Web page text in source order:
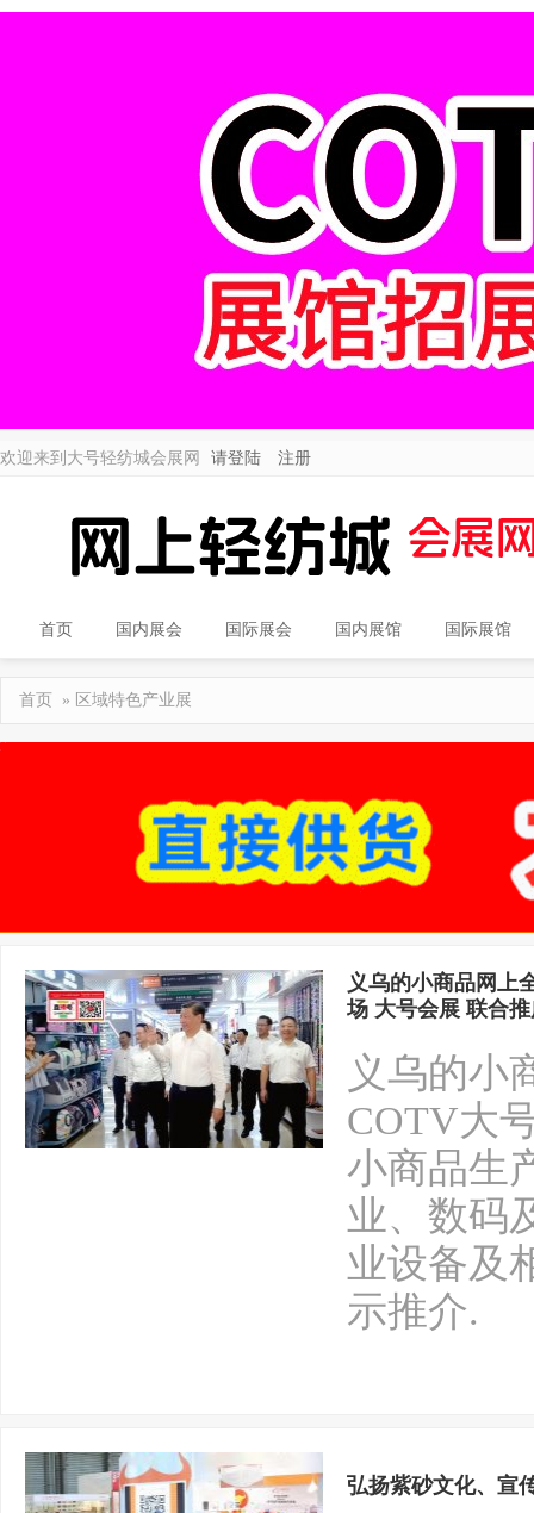
欢迎来到大号轻纺城会展网 请登陆 注册
首页 国内展会 国际展会 国内展馆 国际展馆
首页 » 区域特色产业展
义乌的小商品网上
场 大号会展 联合
义乌的小
COTV大
小商品生
业、数码
业设备及
示推介.
弘扬紫砂文化、宣